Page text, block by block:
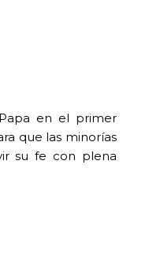
en el primer
que las minorías
su fe con plena